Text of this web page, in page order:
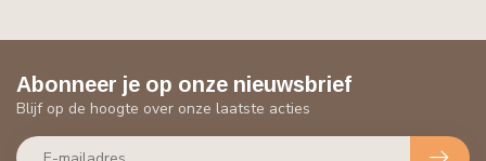
Abonneer je op onze nieuwsbrief
Blijf op de hoogte over onze laatste acties